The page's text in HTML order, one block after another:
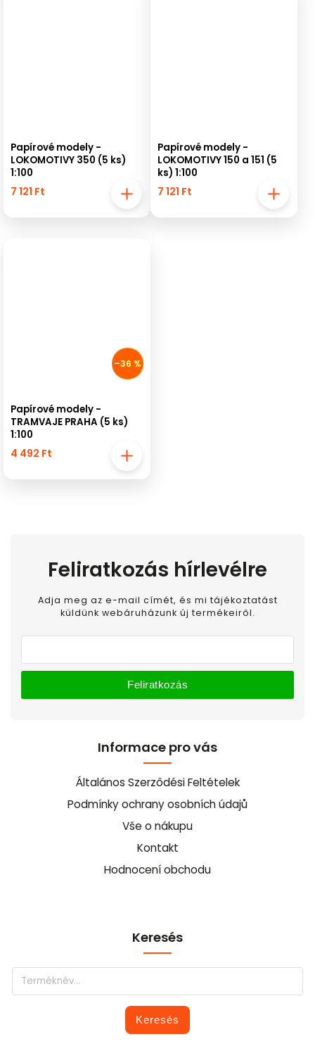
Papírové modely -
LOKOMOTIVY 350 (5 ks)
1:100
7 121 Ft
Papírové modely -
LOKOMOTIVY 150 a 151 (5
ks) 1:100
7 121 Ft
–36 %
Papírové modely -
TRAMVAJE PRAHA (5 ks)
1:100
4 492 Ft
Informace pro vás
Általános Szerződési Feltételek
Podmínky ochrany osobních údajů
Vše o nákupu
Kontakt
Hodnocení obchodu
Feliratkozás hírlevélre
Adja meg az e-mail címét, és mi tájékoztatást
küldünk webáruházunk új termékeiről.
Feliratkozás
Keresés
Keresés